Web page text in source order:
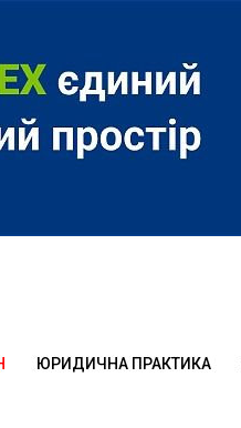
ЮРИДИЧНА ПРАКТИКА